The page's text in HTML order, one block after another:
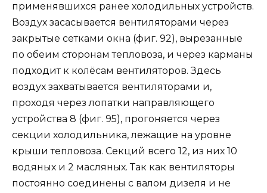
применявшихся ранее холодильных устройств.
Воздух засасывается вентиляторами через
закрытые сетками окна (фиг. 92), вырезанные
по обеим сторонам тепловоза, и через карманы
подходит к колёсам вентиляторов. Здесь
воздух захватывается вентиляторами и,
проходя через лопатки направляющего
устройства 8 (фиг. 95), прогоняется через
секции холодильника, лежащие на уровне
крыши тепловоза. Секций всего 12, из них 10
водяных и 2 масляных. Так как вентиляторы
постоянно соединены с валом дизеля и не